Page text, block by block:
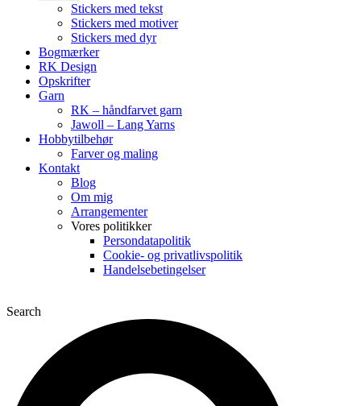
Stickers med tekst
Stickers med motiver
Stickers med dyr
Bogmærker
RK Design
Opskrifter
Garn
RK – håndfarvet garn
Jawoll – Lang Yarns
Hobbytilbehør
Farver og maling
Kontakt
Blog
Om mig
Arrangementer
Vores politikker
Persondatapolitik
Cookie- og privatlivspolitik
Handelsebetingelser
Search